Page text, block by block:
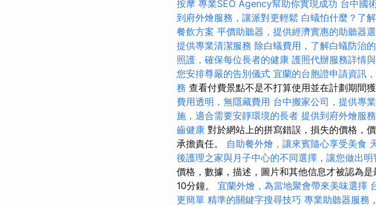
按摩 專業SEO Agency幫助你實現成功 台中國
到府外燴服務，讓派對更輕鬆 白蟻怕什麼？了
餐飲方案 平價助聽器，提供經濟實惠的助聽器
提供專業清潔服務 除白蟻費用，了解白蟻防治
照護，確保每位長者的健康 護照代辦服務詳情
您安排尊嚴的告別儀式 宜蘭的台胞證申請資訊
務 查看付費景點不是不打算使用並在計劃期間
費用透明，無隱藏費用 台中搬家公司，提供專
施，適合需要安靜環境的長者 提供到府外燴服
齒健康 對於網站上的拼寫錯誤，損失的價格，
承擔責任。 自助餐外燴，讓來賓隨心享受美食
後護理之家與月子中心的不同選擇，讓您做出明
價格，數據，描述，圖片和其他信息才被認為
10分鐘。 宜蘭外燴，為當地聚會帶來美味選擇
更簡單 精準的關鍵字搜尋技巧 專業助聽器服務